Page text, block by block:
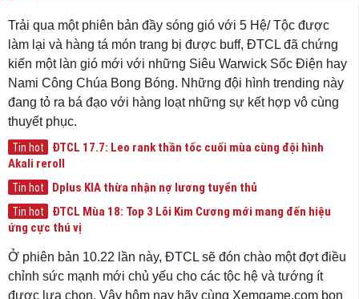
Trải qua một phiên bản đầy sóng gió với 5 Hệ/ Tộc được
làm lại và hàng tá món trang bị được buff, ĐTCL đã chứng
kiến một làn gió mới với những Siêu Warwick Sốc Điện hay
Nami Công Chúa Bong Bóng. Những đội hình trending này
đang tỏ ra bá đạo với hàng loạt những sự kết hợp vô cùng
thuyết phục.
Tin hot
ĐTCL 17.7: Leo rank thần tốc cuối mùa cùng đội hình
Akali reroll
Tin hot Dplus KIA thừa nhận nợ lương tuyển thủ
Tin hot
ĐTCL Mùa 18: Top 3 Lõi Kim Cương mới mang đến hiệu
ứng cực thú vị
Ở phiên bản 10.22 lần này, ĐTCL sẽ đón chào một đợt điều
chỉnh sức mạnh mới chủ yếu cho các tộc hệ và tướng ít
được lựa chọn. Vậy hôm nay hãy cùng Xemgame.com bọn